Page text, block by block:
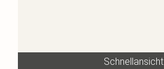
Schnellansicht